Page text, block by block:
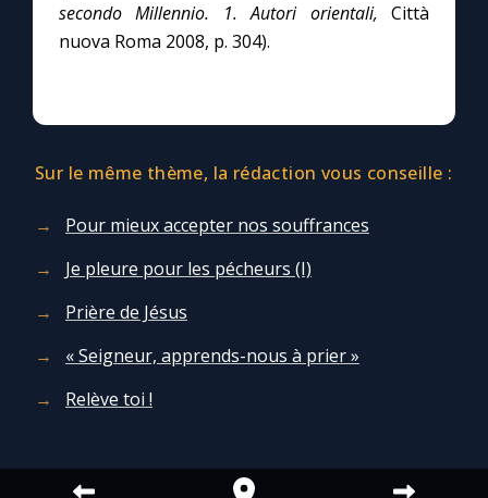
Chapelet pour le monde
secondo Millennio. 1. Autori orientali, Città
nuova Roma 2008, p. 304).
Sur le même thème, la rédaction vous conseille :
Pour mieux accepter nos souffrances
Je pleure pour les pécheurs (I)
Prière de Jésus
« Seigneur, apprends-nous à prier »
Relève toi !